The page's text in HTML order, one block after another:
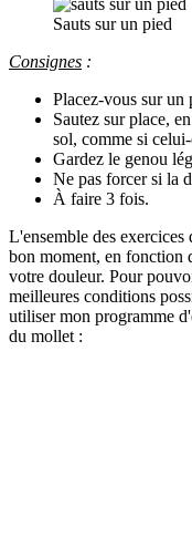
Sauts sur un pied
Consignes :
Placez-vous sur un
Sautez sur place,
sol, comme si
Gardez le genou
Ne pas forcer si la
À faire 3 fois.
L'ensemble des exercices
bon moment, en fonction
votre douleur. Pour
meilleures conditions
utiliser mon programme
du mollet :